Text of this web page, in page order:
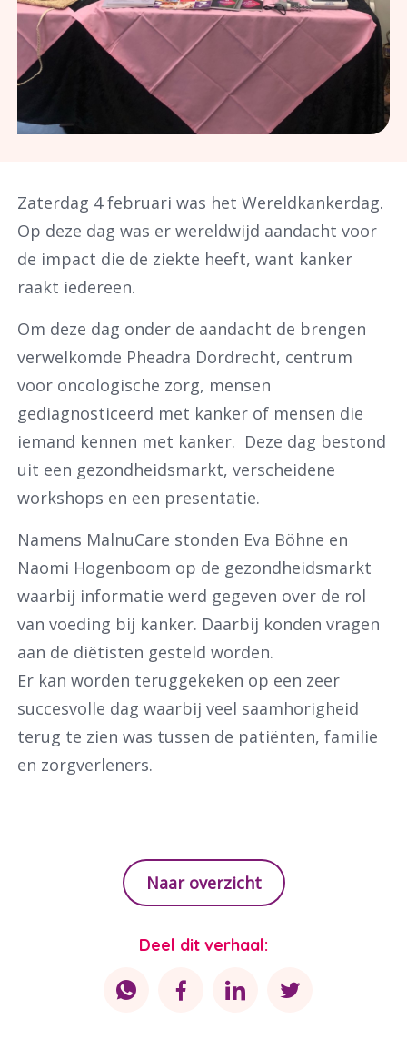
Waar ben je naar op zoek?
Zaterdag 4 februari was het Wereldkankerdag.
Op deze dag was er wereldwijd aandacht voor
de impact die de ziekte heeft, want kanker
raakt iedereen.
Om deze dag onder de aandacht de brengen
verwelkomde Pheadra Dordrecht, centrum
voor oncologische zorg, mensen
gediagnosticeerd met kanker of mensen die
iemand kennen met kanker. Deze dag bestond
uit een gezondheidsmarkt, verscheidene
workshops en een presentatie.
Namens MalnuCare stonden Eva Böhne en
Naomi Hogenboom op de gezondheidsmarkt
waarbij informatie werd gegeven over de rol
van voeding bij kanker. Daarbij konden vragen
aan de diëtisten gesteld worden.
Er kan worden teruggekeken op een zeer
succesvolle dag waarbij veel saamhorigheid
terug te zien was tussen de patiënten, familie
en zorgverleners.
Naar overzicht
Deel dit verhaal: